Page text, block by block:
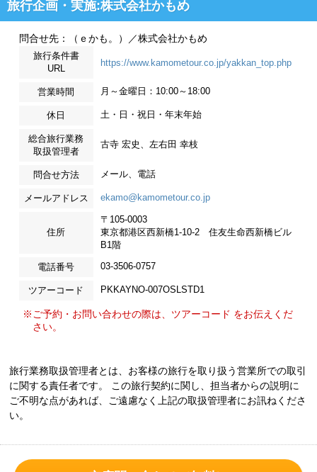
旅行企画・実施:株式会社かもめ
問合せ先：（ｅかも。）／株式会社かもめ
旅行条件書
URL
https://www.kamometour.co.jp/yakkan_top.php
営業時間 月～金曜日：10:00～18:00
休日 土・日・祝日・年末年始
総合旅行業務
取扱管理者
古寺 宏史、左右田 幸枝
問合せ方法 メール、電話
メールアドレス ekamo@kamometour.co.jp
住所
〒105-0003
東京都港区西新橋1-10-2 住友生命西新橋ビル
B1階
電話番号 03-3506-0757
ツアーコード PKKAYNO-007OSLSTD1
※ご予約・お問い合わせの際は、ツアーコード をお伝えくだ
さい。
旅行業務取扱管理者とは、お客様の旅行を取り扱う営業所での取引
に関する責任者です。 この旅行契約に関し、担当者からの説明に
ご不明な点があれば、ご遠慮なく上記の取扱管理者にお訊ねくださ
い。